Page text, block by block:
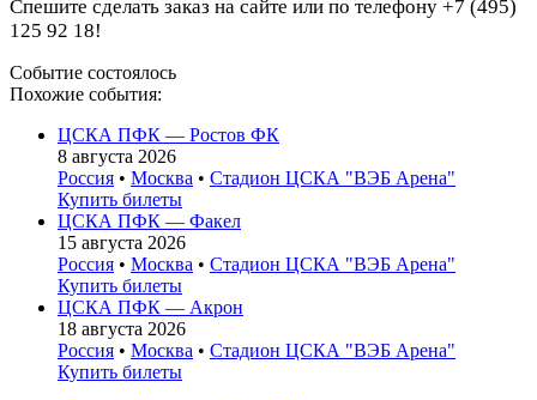
Спешите сделать заказ на сайте или по телефону +7 (495)
125 92 18!
Событие состоялось
Похожие события:
ЦСКА ПФК — Ростов ФК
8 августа 2026
Россия • Москва • Стадион ЦСКА "ВЭБ Арена"
Купить билеты
ЦСКА ПФК — Факел
15 августа 2026
Россия • Москва • Стадион ЦСКА "ВЭБ Арена"
Купить билеты
ЦСКА ПФК — Акрон
18 августа 2026
Россия • Москва • Стадион ЦСКА "ВЭБ Арена"
Купить билеты